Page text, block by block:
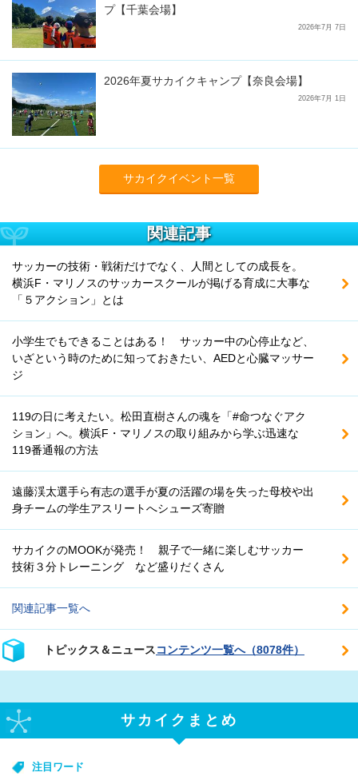
プ【千葉会場】
2026年7月 7日
2026年夏サカイクキャンプ【奈良会場】
2026年7月 1日
サカイクイベント一覧
関連記事
サッカーの技術・戦術だけでなく、人間としての成長を。
横浜F・マリノスのサッカースクールが掲げる育成に大事な
「５アクション」とは
小学生でもできることはある！ サッカー中の心停止など、
いざという時のために知っておきたい、AEDと心臓マッサー
ジ
119の日に考えたい。松田直樹さんの魂を「#命つなぐアク
ション」へ。横浜F・マリノスの取り組みから学ぶ迅速な
119番通報の方法
遠藤渓太選手ら有志の選手が夏の活躍の場を失った母校や出
身チームの学生アスリートへシューズ寄贈
サカイクのMOOKが発売！ 親子で一緒に楽しむサッカー
技術３分トレーニング など盛りだくさん
関連記事一覧へ
トピックス＆ニュースコンテンツ一覧へ（8078件）
サカイクまとめ
注目ワード